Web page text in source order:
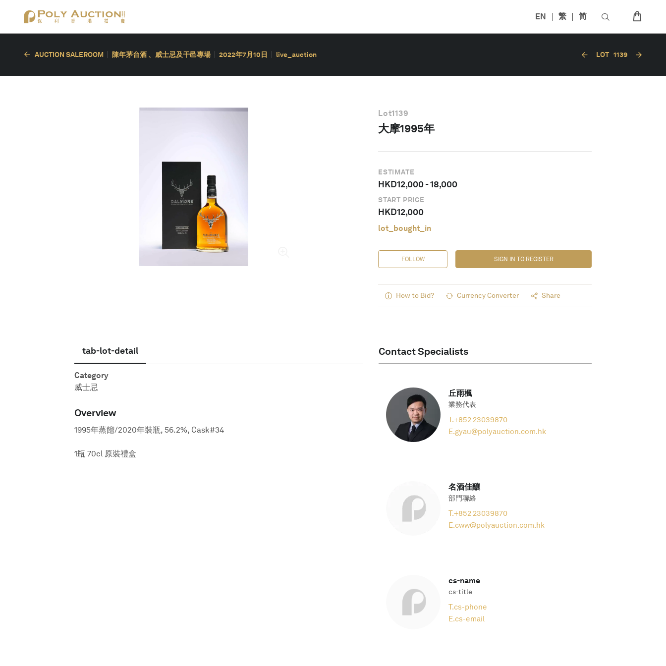
EN 繁 简
AUCTION SALEROOM 陳年茅台酒 、威士忌及干邑專場 2022年7月10日 live_auction LOT 1139
Lot1139
大摩1995年
ESTIMATE
HKD12,000-18,000
START PRICE
HKD12,000
lot_bought_in
FOLLOW SIGN IN TO REGISTER
How to Bid? Currency Converter Share
tab-lot-detail
Category
威士忌
Overview
1995年蒸餾/2020年裝瓶, 56.2%, Cask#34
1瓶 70cl 原裝禮盒
Contact Specialists
丘雨楓
業務代表
T.+852 23039870
E.gyau@polyauction.com.hk
名酒佳釀
部門聯絡
T.+852 23039870
E.cww@polyauction.com.hk
cs-name
cs-title
T.cs-phone
E.cs-email